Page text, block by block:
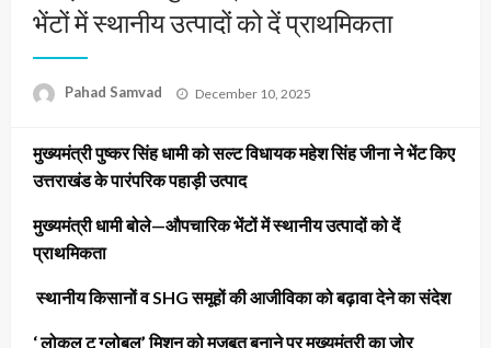
भेंटों में स्थानीय उत्पादों को दें प्राथमिकता
Pahad Samvad
Posted
December 10, 2025
मुख्यमंत्री पुष्कर सिंह धामी को सल्ट विधायक महेश सिंह जीना ने भेंट किए
उत्तराखंड के पारंपरिक पहाड़ी उत्पाद
मुख्यमंत्री धामी बोले—औपचारिक भेंटों में स्थानीय उत्पादों को दें
प्राथमिकता
स्थानीय किसानों व SHG समूहों की आजीविका को बढ़ावा देने का संदेश
‘ लोकल टू ग्लोबल’ मिशन को मजबूत बनाने पर मुख्यमंत्री का जोर